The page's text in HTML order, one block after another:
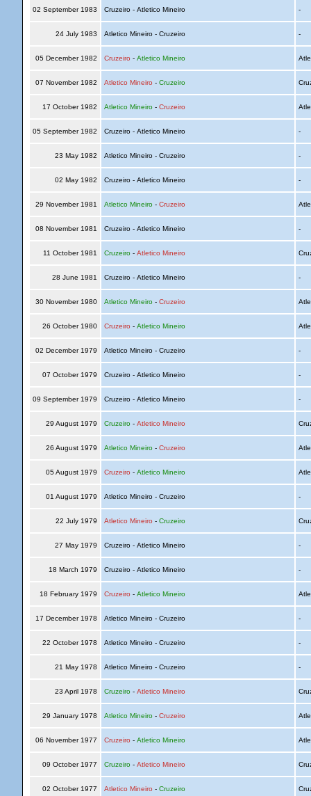
02 September 1983 Cruzeiro - Atletico Mineiro -
24 July 1983 Atletico Mineiro - Cruzeiro -
05 December 1982 Cruzeiro - Atletico Mineiro
07 November 1982 Atletico Mineiro - Cruzeiro
17 October 1982 Atletico Mineiro- Cruzeiro
05 September 1982 Cruzeiro - Atletico Mineiro -
23 May 1982 Atletico Mineiro - Cruzeiro -
02 May 1982 Cruzeiro - Atletico Mineiro -
29 November 1981 Atletico Mineiro- Cruzeiro
08 November 1981 Cruzeiro - Atletico Mineiro -
11 October 1981 Cruzeiro- Atletico Mineiro
28 June 1981 Cruzeiro - Atletico Mineiro -
30 November 1980 Atletico Mineiro- Cruzeiro
26 October 1980 Cruzeiro - Atletico Mineiro
02 December 1979 Atletico Mineiro - Cruzeiro -
07 October 1979 Cruzeiro - Atletico Mineiro -
09 September 1979 Cruzeiro - Atletico Mineiro -
29 August 1979 Cruzeiro- Atletico Mineiro
26 August 1979 Atletico Mineiro- Cruzeiro
05 August 1979 Cruzeiro - Atletico Mineiro
01 August 1979 Atletico Mineiro - Cruzeiro -
22 July 1979 Atletico Mineiro - Cruzeiro
27 May 1979 Cruzeiro - Atletico Mineiro -
18 March 1979 Cruzeiro - Atletico Mineiro -
18 February 1979 Cruzeiro - Atletico Mineiro
17 December 1978 Atletico Mineiro - Cruzeiro -
22 October 1978 Atletico Mineiro - Cruzeiro -
21 May 1978 Atletico Mineiro - Cruzeiro -
23 April 1978 Cruzeiro- Atletico Mineiro
29 January 1978 Atletico Mineiro- Cruzeiro
06 November 1977 Cruzeiro - Atletico Mineiro
09 October 1977 Cruzeiro- Atletico Mineiro
02 October 1977 Atletico Mineiro - Cruzeiro